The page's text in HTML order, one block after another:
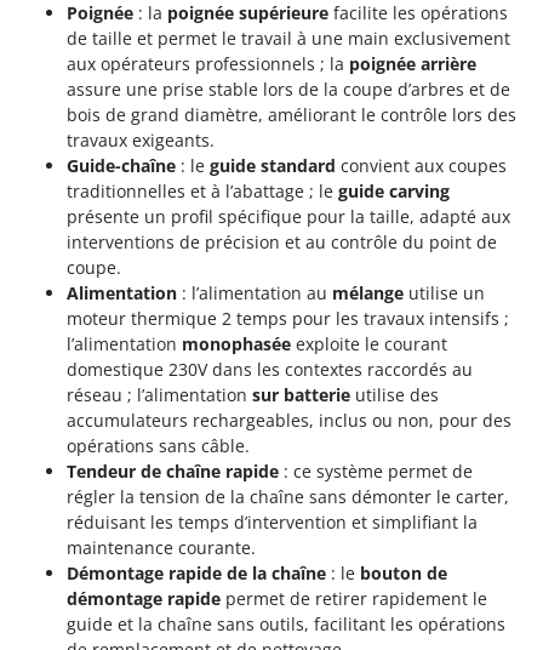
Poignée : la poignée supérieure facilite les opérations
de taille et permet le travail à une main exclusivement
aux opérateurs professionnels ; la poignée arrière
assure une prise stable lors de la coupe d’arbres et de
bois de grand diamètre, améliorant le contrôle lors des
travaux exigeants.
Guide-chaîne : le guide standard convient aux coupes
traditionnelles et à l’abattage ; le guide carving
présente un profil spécifique pour la taille, adapté aux
interventions de précision et au contrôle du point de
coupe.
Alimentation : l’alimentation au mélange utilise un
moteur thermique 2 temps pour les travaux intensifs ;
l’alimentation monophasée exploite le courant
domestique 230V dans les contextes raccordés au
réseau ; l’alimentation sur batterie utilise des
accumulateurs rechargeables, inclus ou non, pour des
opérations sans câble.
Tendeur de chaîne rapide : ce système permet de
régler la tension de la chaîne sans démonter le carter,
réduisant les temps d’intervention et simplifiant la
maintenance courante.
Démontage rapide de la chaîne : le bouton de
démontage rapide permet de retirer rapidement le
guide et la chaîne sans outils, facilitant les opérations